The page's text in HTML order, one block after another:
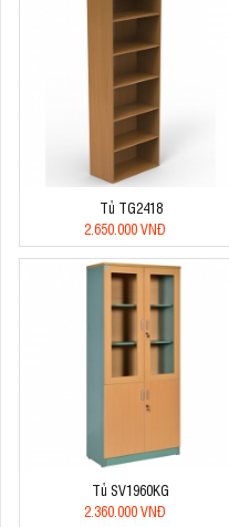
Tủ TG2418
2.650.000 VNĐ
Tủ SV1960KG
2.360.000 VNĐ